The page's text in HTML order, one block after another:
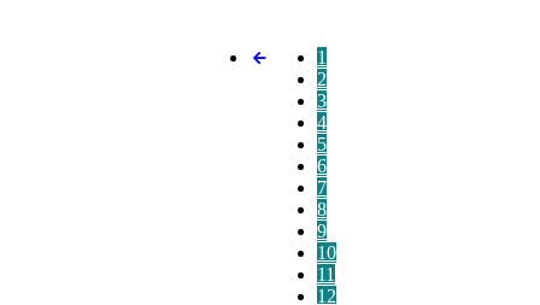
1
2
3
4
5
6
7
8
9
10
11
12